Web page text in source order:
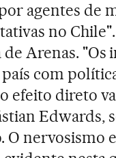
agentes de
no
Arenas. "Os
com
efeito direto
Edwards,
O nervosismo